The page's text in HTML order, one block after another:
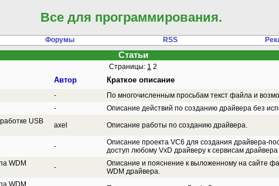
Все для программирования.
Форумы RSS
Статьи
Страницы: 1 2
Автор Краткое описание
- По многочисленным просьбам текст файла и
- Описание действий по созданию драйвера без
USB
axel Описание работы по созданию драйвера.
-
Описание проекта VC6 для создания драйвера-
доступ любому VxD драйверу к сервисам драйвера
WDM
-
Описание и пояснение к выложенному на сайте
WDM драйвера.
WDM